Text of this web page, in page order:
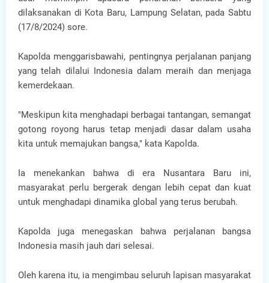
dilaksanakan di Kota Baru, Lampung Selatan, pada Sabtu
(17/8/2024) sore.
Kapolda menggarisbawahi, pentingnya perjalanan panjang
yang telah dilalui Indonesia dalam meraih dan menjaga
kemerdekaan.
"Meskipun kita menghadapi berbagai tantangan, semangat
gotong royong harus tetap menjadi dasar dalam usaha
kita untuk memajukan bangsa," kata Kapolda.
Ia menekankan bahwa di era Nusantara Baru ini,
masyarakat perlu bergerak dengan lebih cepat dan kuat
untuk menghadapi dinamika global yang terus berubah.
Kapolda juga menegaskan bahwa perjalanan bangsa
Indonesia masih jauh dari selesai.
Oleh karena itu, ia mengimbau seluruh lapisan masyarakat